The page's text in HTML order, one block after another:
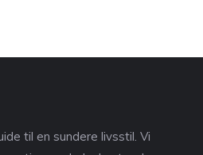
til en sundere livsstil. Vi